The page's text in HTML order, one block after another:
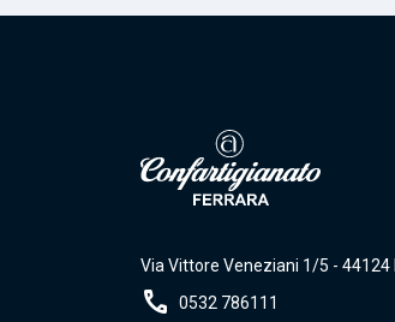
Via Vittore Veneziani 1/5 - 44124
call 0532 786111